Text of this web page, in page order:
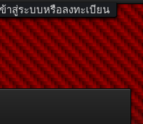
ข้าสู่ระบบหรือลงทะเบียน